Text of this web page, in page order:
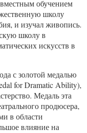
обучением
школу
и изучал живопись.
школу в
искусств в
с золотой медалью
for Dramatic Ability),
Медаль эта
продюсера,
в области
влияние на